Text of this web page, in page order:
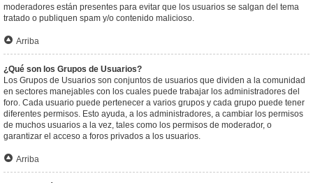
moderadores están presentes para evitar que los usuarios se salgan del tema
tratado o publiquen spam y/o contenido malicioso.
Arriba
¿Qué son los Grupos de Usuarios?
Los Grupos de Usuarios son conjuntos de usuarios que dividen a la comunidad
en sectores manejables con los cuales puede trabajar los administradores del
foro. Cada usuario puede pertenecer a varios grupos y cada grupo puede tener
diferentes permisos. Esto ayuda, a los administradores, a cambiar los permisos
de muchos usuarios a la vez, tales como los permisos de moderador, o
garantizar el acceso a foros privados a los usuarios.
Arriba